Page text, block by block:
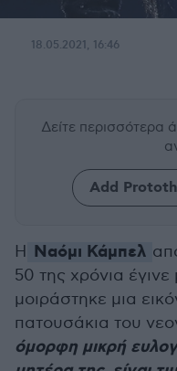
18.05.2021, 16:46
Δείτε περισσότερα
Add
Η Ναόμι Κάμπελ
50 της χρόνια
μοιράστηκε μια
πατουσάκια του
όμορφη μικρή